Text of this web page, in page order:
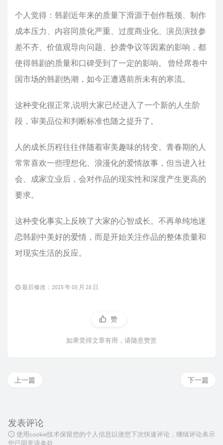
个人觉得：韩剧近年来的质量下滑源于创作瓶颈、制作
成本压力、内容同质化严重、过度商业化、演员演技参
差不齐、价值观导向问题、抄袭争议等因素的影响，都
使得韩剧的质量和口碑受到了一定的影响。 ‌曾经席卷中
国市场的韩剧热潮，如今正遭遇前所未有的寒流。
这种变化很正常,说明大家已经进入了一个新的人生阶
段，审美品位和判断标准也随之提升了。
人的成长历程往往伴随着审美趣味的转变。青春期的人
常常喜欢一些理想化、浪漫化的爱情故事，但当进入社
会、成家立业后，会对作品的现实性和深度产生更高的
要求。
这种变化事实上反映了大家的心智成长。不再单纯地迷
恋韩剧中美好的爱情，而是开始关注作品的整体质量和
对现实生活的反应。
最后修改：2025 年 05 月 28 日
赞
如果觉得文章有用，请随意赞赏
下一篇
上一篇
发表评论
使用cookie技术保留您的个人信息以便您下次快速评论，继续评论表示
您已同意该条款